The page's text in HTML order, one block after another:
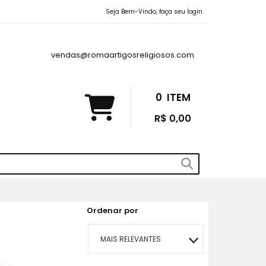
Seja Bem-Vindo, faça seu login
vendas@romaartigosreligiosos.com
0 ITEM
R$ 0,00
Ordenar por
MAIS RELEVANTES